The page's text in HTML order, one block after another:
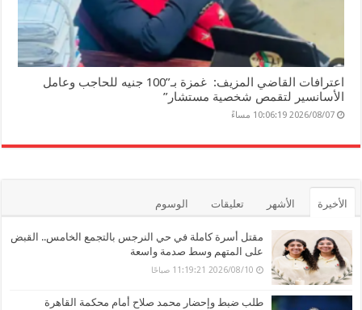
اعترافات القاضي المزيف: غمزة بـ”100 جنيه للحاجب وعامل
الأسانسير لتقمص شخصية مستشار”
2026/08/07 10:06:19 مساءً
الأخيرة الأشهر تعليقات الوسوم
مقتل أسرة كاملة في حي النرجس بالتجمع الخامس.. القبض
على المتهم وسط صدمة واسعة
2026/08/10 11:19:21 صباحًا
طلب ضبط وإحضار محمد صلاح أمام محكمة القاهرة